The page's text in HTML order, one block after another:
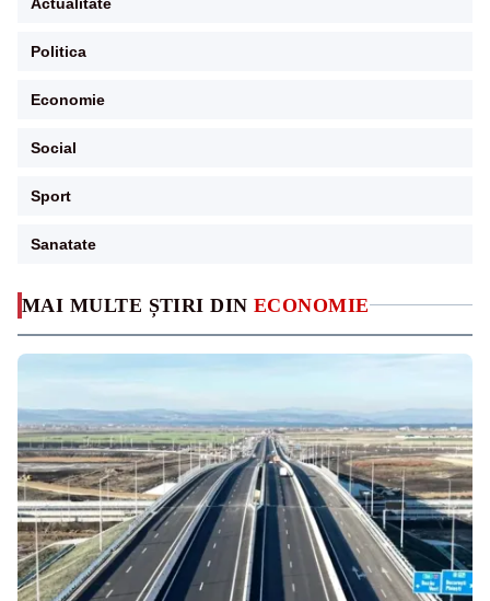
MAI MULTE ȘTIRI DIN ECONOMIE
Politica
Economie
Social
Sport
Sanatate